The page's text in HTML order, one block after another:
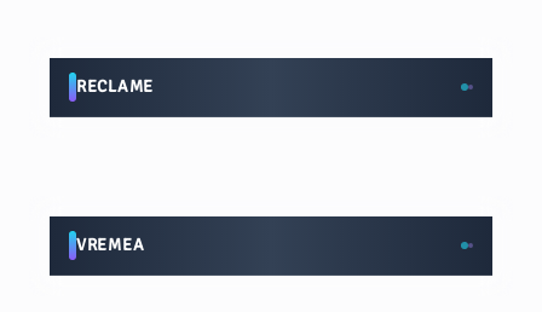
RECLAME
VREMEA